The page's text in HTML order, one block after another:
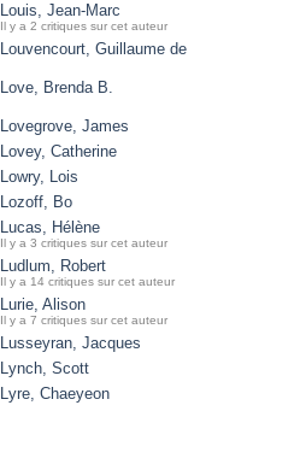
Louis, Jean-Marc
Il y a 2 critiques sur cet auteur
Louvencourt, Guillaume de
Love, Brenda B.
Lovegrove, James
Lovey, Catherine
Lowry, Lois
Lozoff, Bo
Lucas, Hélène
Il y a 3 critiques sur cet auteur
Ludlum, Robert
Il y a 14 critiques sur cet auteur
Lurie, Alison
Il y a 7 critiques sur cet auteur
Lusseyran, Jacques
Lynch, Scott
Lyre, Chaeyeon